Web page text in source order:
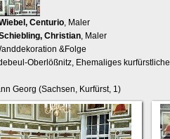
Centurio , Maler
Christian , Maler
&Folge
Oberlößnitz, Ehemaliges
Georg (Sachsen, Kurfürst, 1)